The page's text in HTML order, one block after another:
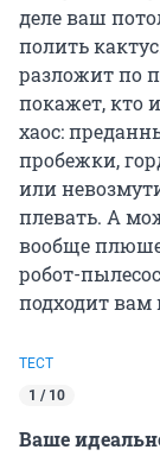
деле ваш
полить
разложит по
покажет, кто
хаос:
пробежки,
или
плевать. А
вообще
робот-
подходит вам
ТЕСТ
1 / 10
Ваше